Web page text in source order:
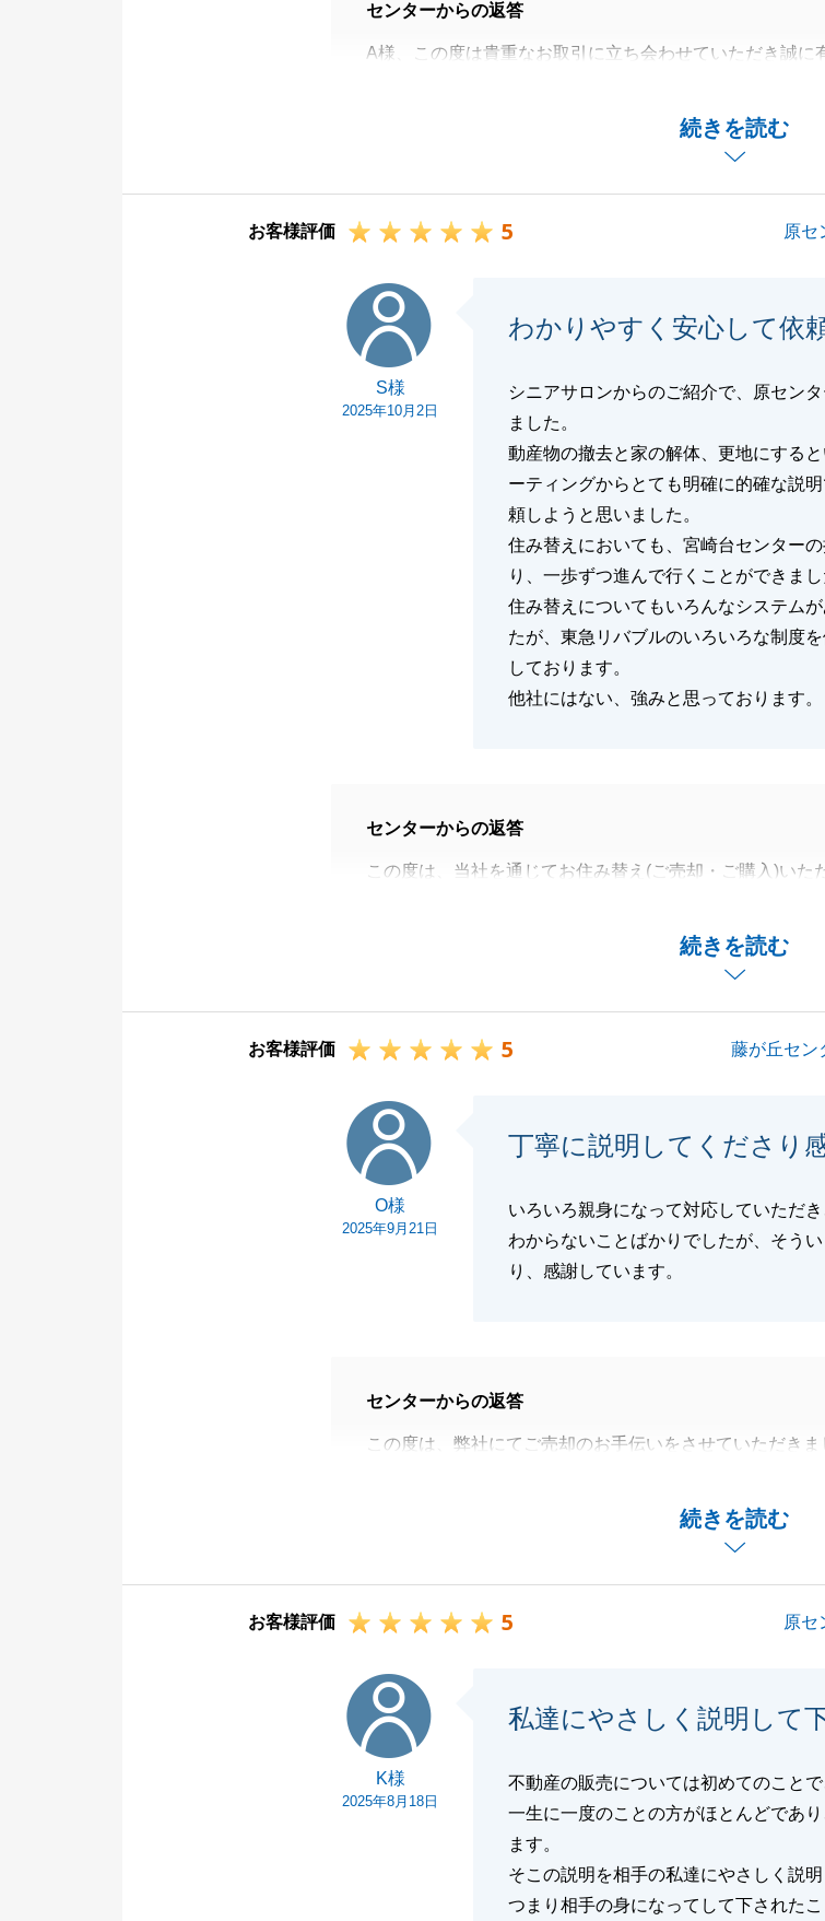
続きを読む
センターからの返答
A様、この度は貴重なお取引に立ち会わせていただき誠に
_お子様のご出産もおめでとうございます。
_素敵なご家族で終始心が温まりましてお褒めのお言葉も
_また、お家が建ちましたらお伺いさせてただきます、宜
閉じる
お客様評価 5 原セ
S様
2025年10月2日
わかりやすく安心して依
シニアサロンからのご紹介で、原セン
ました。
動産物の撤去と家の解体、更地にする
ーティングからとても明確に的確な説
頼しようと思いました。
住み替えにおいても、宮崎台センター
り、一歩ずつ進んで行くことができまし
住み替えについてもいろんなシステム
たが、東急リバブルのいろいろな制度
しております。
他社にはない、強みと思っております。
続きを読む
センターからの返答
この度は、当社を通じてお住み替え(ご売却・ご購入)いた
S様とご縁をいただけましたこと大変嬉しく思います。
今回は当社のシニアサロンからご相談いただき、当社なら
お取引きが完了し、少し寂しい気持ちもありますが、こ
申し付けください。
何卒、宜しくお願いいたします。
お客様評価 5 藤が丘セン
O様
2025年9月21日
丁寧に説明してくださり
いろいろ親身になって対応していただ
わからないことばかりでしたが、そう
り、感謝しています。
続きを読む
センターからの返答
この度は、弊社にてご売却のお手伝いをさせていただきま
今回のご契約もO様のご協力あってのものだと考えており
今後も不動産に関するご相談だけでなく、些細なことでも
閉じる
お客様評価 5 原セ
K様
2025年8月18日
私達にやさしく説明して
不動産の販売については初めてのこと
一生に一度のことの方がほとんどであ
ます。
そこの説明を相手の私達にやさしく説明
つまり相手の身になってして下されたこ